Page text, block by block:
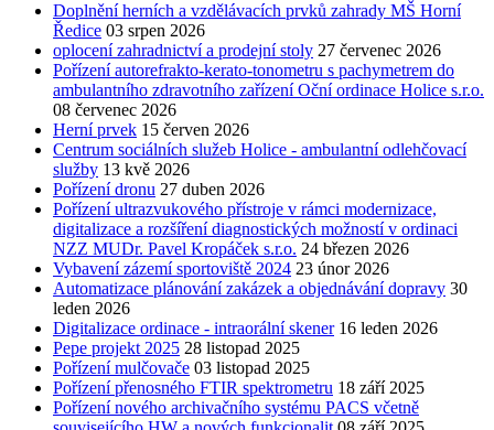
Doplnění herních a vzdělávacích prvků zahrady MŠ Horní
Ředice 03 srpen 2026
oplocení zahradnictví a prodejní stoly 27 červenec 2026
Pořízení autorefrakto-kerato-tonometru s pachymetrem do
ambulantního zdravotního zařízení Oční ordinace Holice s.r.o.
08 červenec 2026
Herní prvek 15 červen 2026
Centrum sociálních služeb Holice - ambulantní odlehčovací
služby 13 kvě 2026
Pořízení dronu 27 duben 2026
Pořízení ultrazvukového přístroje v rámci modernizace,
digitalizace a rozšíření diagnostických možností v ordinaci
NZZ MUDr. Pavel Kropáček s.r.o. 24 březen 2026
Vybavení zázemí sportoviště 2024 23 únor 2026
Automatizace plánování zakázek a objednávání dopravy 30
leden 2026
Digitalizace ordinace - intraorální skener 16 leden 2026
Pepe projekt 2025 28 listopad 2025
Pořízení mulčovače 03 listopad 2025
Pořízení přenosného FTIR spektrometru 18 září 2025
Pořízení nového archivačního systému PACS včetně